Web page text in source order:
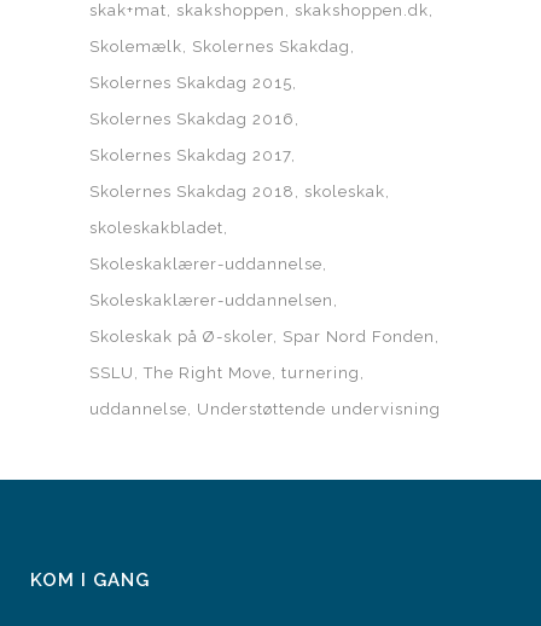
skak+mat
skakshoppen
skakshoppen.dk
Skolemælk
Skolernes Skakdag
Skolernes Skakdag 2015
Skolernes Skakdag 2016
Skolernes Skakdag 2017
Skolernes Skakdag 2018
skoleskak
skoleskakbladet
Skoleskaklærer-uddannelse
Skoleskaklærer-uddannelsen
Skoleskak på Ø-skoler Spar Nord Fonden
SSLU
The Right Move turnering
uddannelse
Understøttende undervisning
KOM I GANG